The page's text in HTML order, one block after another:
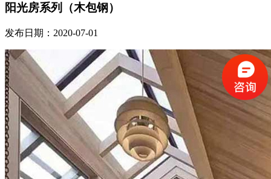
阳光房系列（木包钢）
发布日期：2020-07-01